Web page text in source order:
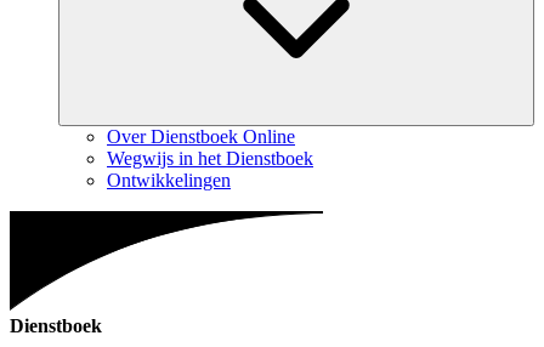
Over Dienstboek Online
Wegwijs in het Dienstboek
Ontwikkelingen
Dienstboek